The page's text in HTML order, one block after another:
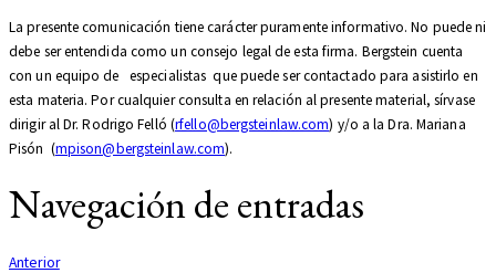
La presente comunicación tiene carácter puramente informativo. No puede ni
debe ser entendida como un consejo legal de esta firma. Bergstein cuenta
con un equipo de especialistas que puede ser contactado para asistirlo en
esta materia. Por cualquier consulta en relación al presente material, sírvase
dirigir al Dr. Rodrigo Felló (rfello@bergsteinlaw.com) y/o a la Dra. Mariana
Pisón (mpison@bergsteinlaw.com).
Navegación de entradas
Anterior